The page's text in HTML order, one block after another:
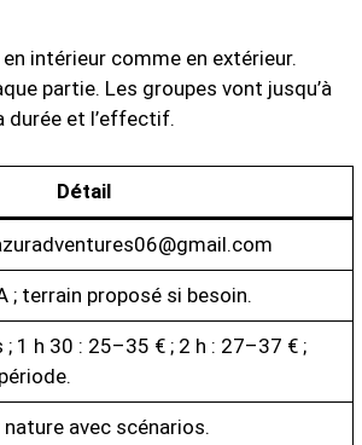
en intérieur comme en extérieur.
partie. Les groupes vont jusqu’à
durée et l’effectif.
Détail
; terrain proposé si besoin.
1 h 30 : 25–35 € ; 2 h : 27–37 € ;
avec scénarios.